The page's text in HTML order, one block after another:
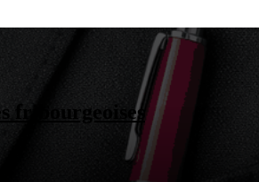
Actualité groupe
fribourgeoises